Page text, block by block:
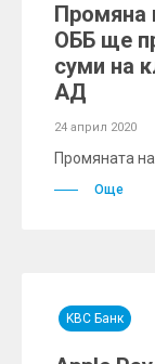
Промяна
ОББ ще
суми на
АД
24 април 2020
Промяната
Още
KBC Банк